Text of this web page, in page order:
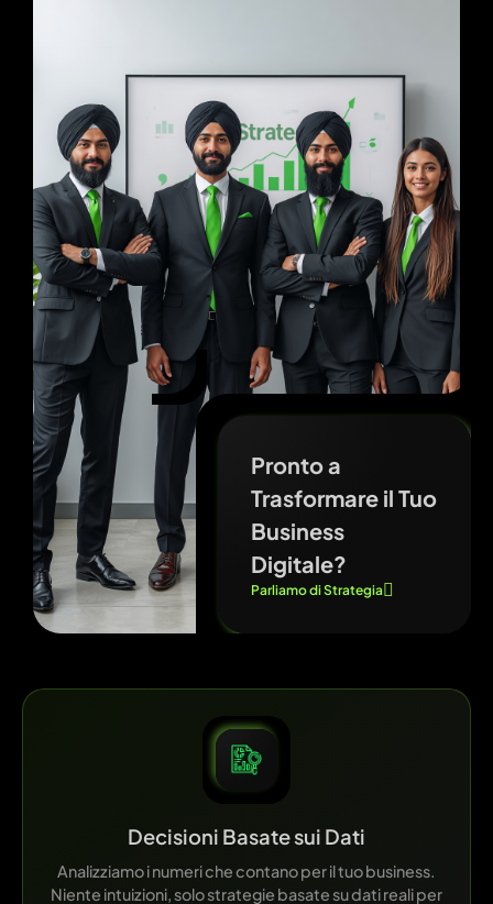
Decisioni Basate sui Dati
Analizziamo i numeri che contano per il tuo business.
Niente intuizioni, solo strategie basate su dati reali per
Pronto a
Trasformare il Tuo
Business
Digitale?
Parliamo di Strategia